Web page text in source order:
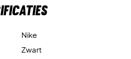
het jack makkelijk aan en uit te
Nike
Zwart